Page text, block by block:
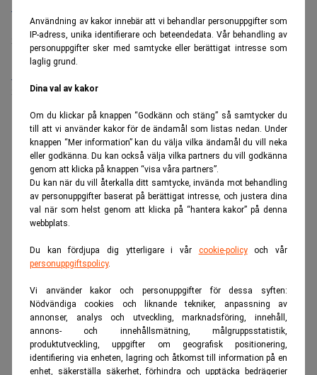
Användning av kakor innebär att vi behandlar personuppgifter som
IP-adress, unika identifierare och beteendedata. Vår behandling av
personuppgifter sker med samtycke eller berättigat intresse som
laglig grund.
Dina val av kakor
Om du klickar på knappen “Godkänn och stäng” så samtycker du
till att vi använder kakor för de ändamål som listas nedan. Under
knappen “Mer information” kan du välja vilka ändamål du vill neka
eller godkänna. Du kan också välja vilka partners du vill godkänna
genom att klicka på knappen “visa våra partners”.
Du kan när du vill återkalla ditt samtycke, invända mot behandling
av personuppgifter baserat på berättigat intresse, och justera dina
val när som helst genom att klicka på “hantera kakor” på denna
webbplats.
Du kan fördjupa dig ytterligare i vår cookie-policyoch vår
personuppgiftspolicy.
Vi använder kakor och personuppgifter för dessa syften:
Nödvändiga cookies och liknande tekniker, anpassning av
annonser, analys och utveckling, marknadsföring, innehåll,
annons- och innehållsmätning, målgruppsstatistik,
produktutveckling, uppgifter om geografisk positionering,
identifiering via enheten, lagring och åtkomst till information på en
enhet, säkerställa säkerhet, förhindra och upptäcka bedrägerier
Placering:Bromma, Stockholm
Sista ansökningsdag:21/08/2026
Sista ansökningsdag:
ANNONS